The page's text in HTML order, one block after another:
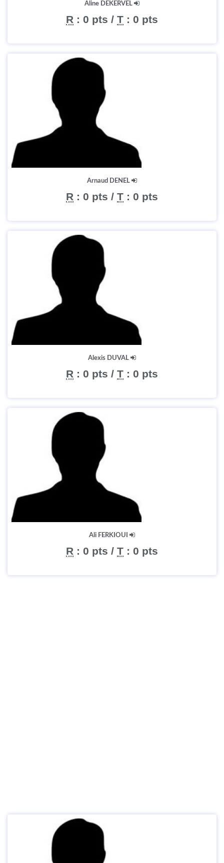
Aline DEKERVEL
R : 0 pts / T : 0 pts
Arnaud DENEL
R : 0 pts / T : 0 pts
Alexis DUVAL
R : 0 pts / T : 0 pts
Ali FERKIOUI
R : 0 pts / T : 0 pts